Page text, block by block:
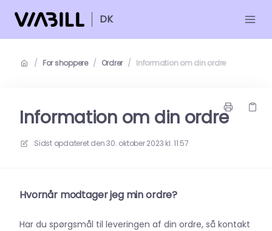
DK
/ For shoppere / Ordrer / Information om din ordre
Information om din ordre
Sidst opdateret den30. oktober 2023 kl. 11.57
Hvornår modtager jeg min ordre?
Har du spørgsmål til leveringen af din ordre, så kontakt